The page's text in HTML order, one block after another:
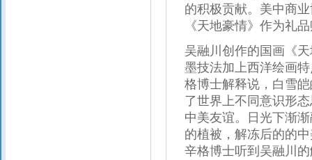
的积极贡献。美中商
《天地豪情》作为礼
吴融川创作的国画《
墨技法加上西洋绘画
格博士解释说，白雪
了世界上不同意识形
中美友谊。日光下渐
的植被，解冻后的的
辛格博士听到吴融川